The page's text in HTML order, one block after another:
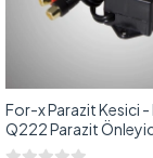
For-x Parazit Kesici
Q222 Parazit